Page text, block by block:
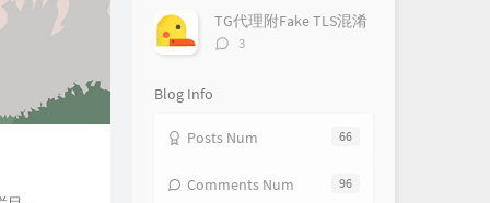
数：
TG代理附Fake TLS混淆
评
3
Blog Info
66
Posts Num
96
Comments Num